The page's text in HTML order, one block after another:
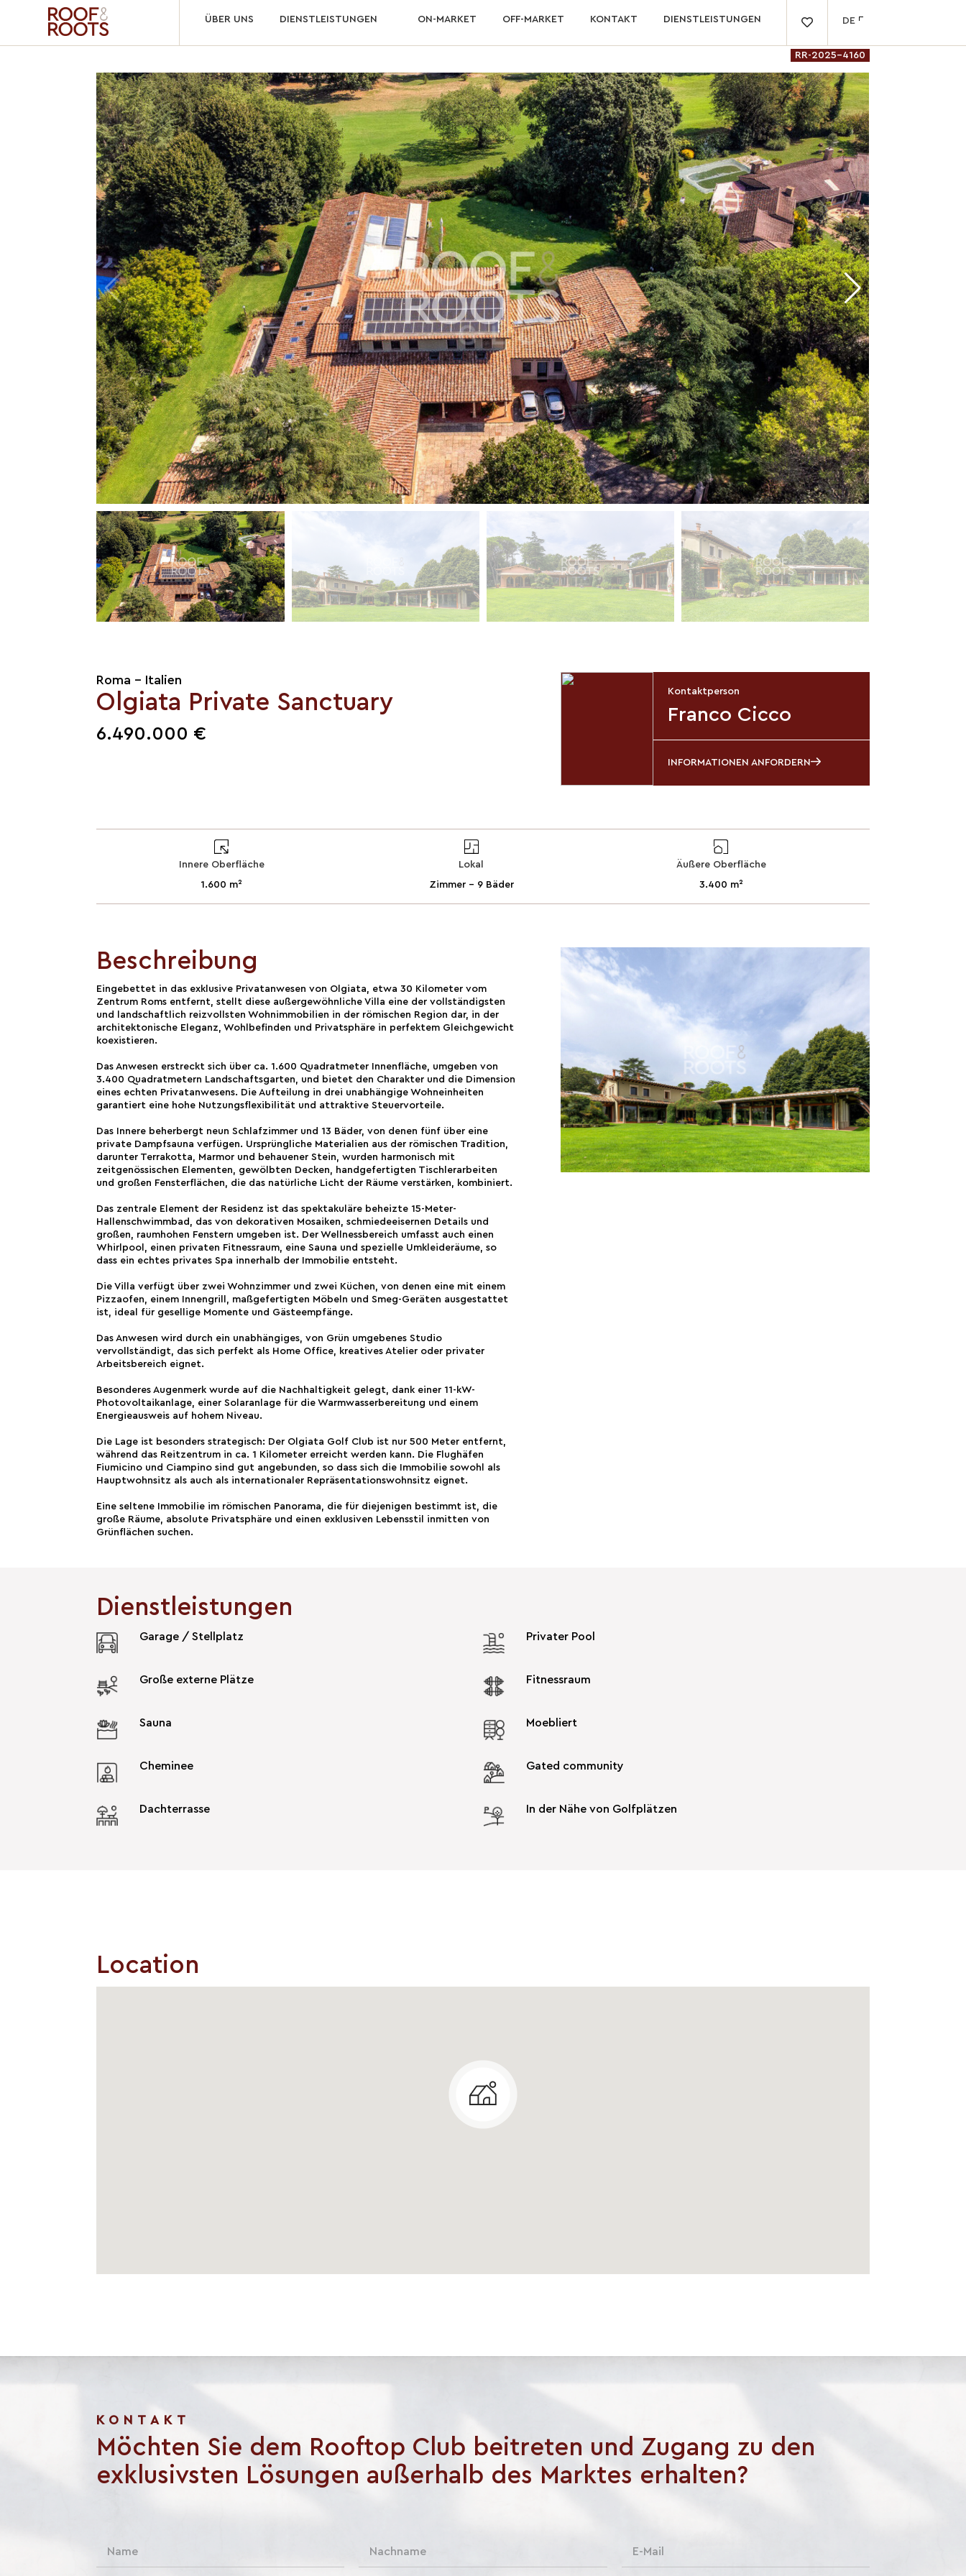
ÜBER UNS DIENSTLEISTUNGEN ON-MARKET OFF-MARKET KONTAKT DIENSTLEISTUNGEN  DE
RR-2025-4160
Roma - Italien
Olgiata Private Sanctuary
6.490.000 €
Kontaktperson
Franco Cicco
INFORMATIONEN ANFORDERN
Innere Oberfläche
1.600 m²
Lokal
Zimmer - 9 Bäder
Äußere Oberfläche
3.400 m²
Beschreibung
Eingebettet in das exklusive Privatanwesen von Olgiata, etwa 30 Kilometer vom
Zentrum Roms entfernt, stellt diese außergewöhnliche Villa eine der vollständigsten
und landschaftlich reizvollsten Wohnimmobilien in der römischen Region dar, in der
architektonische Eleganz, Wohlbefinden und Privatsphäre in perfektem Gleichgewicht
koexistieren.
Das Anwesen erstreckt sich über ca. 1.600 Quadratmeter Innenfläche, umgeben von
3.400 Quadratmetern Landschaftsgarten, und bietet den Charakter und die Dimension
eines echten Privatanwesens. Die Aufteilung in drei unabhängige Wohneinheiten
garantiert eine hohe Nutzungsflexibilität und attraktive Steuervorteile.
Das Innere beherbergt neun Schlafzimmer und 13 Bäder, von denen fünf über eine
private Dampfsauna verfügen. Ursprüngliche Materialien aus der römischen Tradition,
darunter Terrakotta, Marmor und behauener Stein, wurden harmonisch mit
zeitgenössischen Elementen, gewölbten Decken, handgefertigten Tischlerarbeiten
und großen Fensterflächen, die das natürliche Licht der Räume verstärken, kombiniert.
Das zentrale Element der Residenz ist das spektakuläre beheizte 15-Meter-
Hallenschwimmbad, das von dekorativen Mosaiken, schmiedeeisernen Details und
großen, raumhohen Fenstern umgeben ist. Der Wellnessbereich umfasst auch einen
Whirlpool, einen privaten Fitnessraum, eine Sauna und spezielle Umkleideräume, so
dass ein echtes privates Spa innerhalb der Immobilie entsteht.
Die Villa verfügt über zwei Wohnzimmer und zwei Küchen, von denen eine mit einem
Pizzaofen, einem Innengrill, maßgefertigten Möbeln und Smeg-Geräten ausgestattet
ist, ideal für gesellige Momente und Gästeempfänge.
Das Anwesen wird durch ein unabhängiges, von Grün umgebenes Studio
vervollständigt, das sich perfekt als Home Office, kreatives Atelier oder privater
Arbeitsbereich eignet.
Besonderes Augenmerk wurde auf die Nachhaltigkeit gelegt, dank einer 11-kW-
Photovoltaikanlage, einer Solaranlage für die Warmwasserbereitung und einem
Energieausweis auf hohem Niveau.
Die Lage ist besonders strategisch: Der Olgiata Golf Club ist nur 500 Meter entfernt,
während das Reitzentrum in ca. 1 Kilometer erreicht werden kann. Die Flughäfen
Fiumicino und Ciampino sind gut angebunden, so dass sich die Immobilie sowohl als
Hauptwohnsitz als auch als internationaler Repräsentationswohnsitz eignet.
Eine seltene Immobilie im römischen Panorama, die für diejenigen bestimmt ist, die
große Räume, absolute Privatsphäre und einen exklusiven Lebensstil inmitten von
Grünflächen suchen.
Dienstleistungen
Garage / Stellplatz Privater Pool
Große externe Plätze Fitnessraum
Sauna Moebliert
Cheminee Gated community
Dachterrasse In der Nähe von Golfplätzen
Location
KONTAKT
Möchten Sie dem Rooftop Club beitreten und Zugang zu den
exklusivsten Lösungen außerhalb des Marktes erhalten?
m
c
M